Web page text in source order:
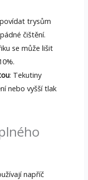
trysům
čištění.
se může lišit
: Tekutiny
nebo vyšší tlak
napříč